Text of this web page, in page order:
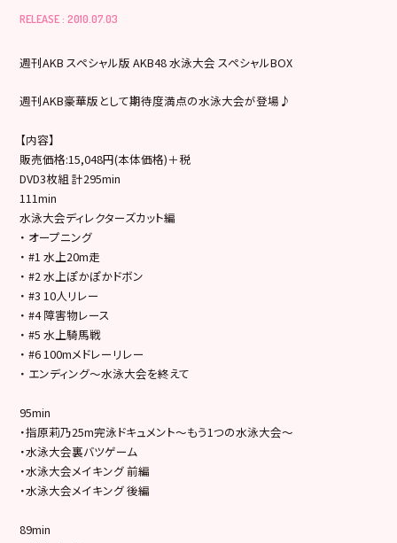
RELEASE : 2010.07.03
週刊AKB スペシャル版 AKB48 水泳大会 スペシャルBOX
週刊AKB豪華版として期待度満点の水泳大会が登場♪
【内容】
販売価格:15,048円(本体価格)＋税
DVD3枚組 計295min
111min
水泳大会ディレクターズカット編
・ オープニング
・ #1 水上20m走
・ #2 水上ぽかぽかドボン
・ #3 10人リレー
・ #4 障害物レース
・ #5 水上騎馬戦
・ #6 100mメドレーリレー
・ エンディング～水泳大会を終えて
95min
・指原莉乃25m完泳ドキュメント～もう1つの水泳大会～
・水泳大会裏バツゲーム
・水泳大会メイキング 前編
・水泳大会メイキング 後編
89min